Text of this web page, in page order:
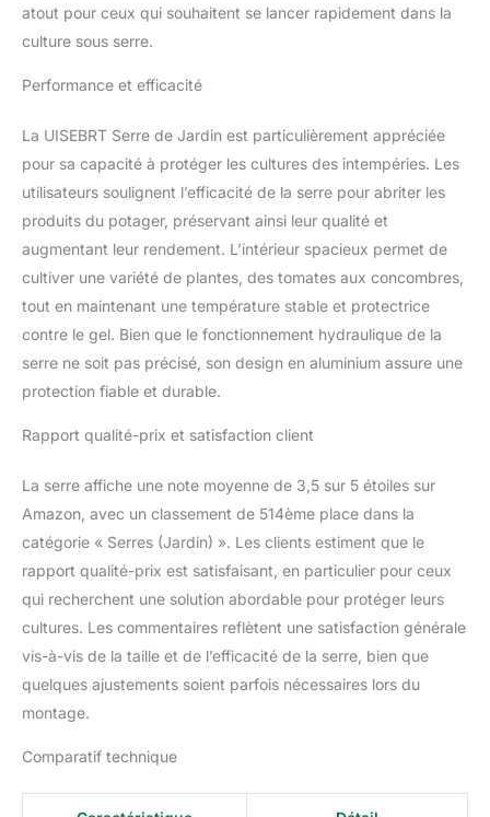
pour une meilleure
de légumes et de fleurs.
Les portes et les fenêtres
peuvent très bien
de la serre et, grâce à
leurs moustiquaires,
combattre les parasites
atout pour ceux qui souhaitent se lancer rapidement dans la
culture sous serre.
Performance et efficacité
La UISEBRT Serre de Jardin est particulièrement appréciée
pour sa capacité à protéger les cultures des intempéries. Les
utilisateurs soulignent l’efficacité de la serre pour abriter les
produits du potager, préservant ainsi leur qualité et
augmentant leur rendement. L’intérieur spacieux permet de
cultiver une variété de plantes, des tomates aux concombres,
tout en maintenant une température stable et protectrice
contre le gel. Bien que le fonctionnement hydraulique de la
serre ne soit pas précisé, son design en aluminium assure une
protection fiable et durable.
Rapport qualité-prix et satisfaction client
La serre affiche une note moyenne de 3,5 sur 5 étoiles sur
Amazon, avec un classement de 514ème place dans la
catégorie « Serres (Jardin) ». Les clients estiment que le
rapport qualité-prix est satisfaisant, en particulier pour ceux
qui recherchent une solution abordable pour protéger leurs
cultures. Les commentaires reflètent une satisfaction générale
vis-à-vis de la taille et de l’efficacité de la serre, bien que
quelques ajustements soient parfois nécessaires lors du
montage.
Comparatif technique